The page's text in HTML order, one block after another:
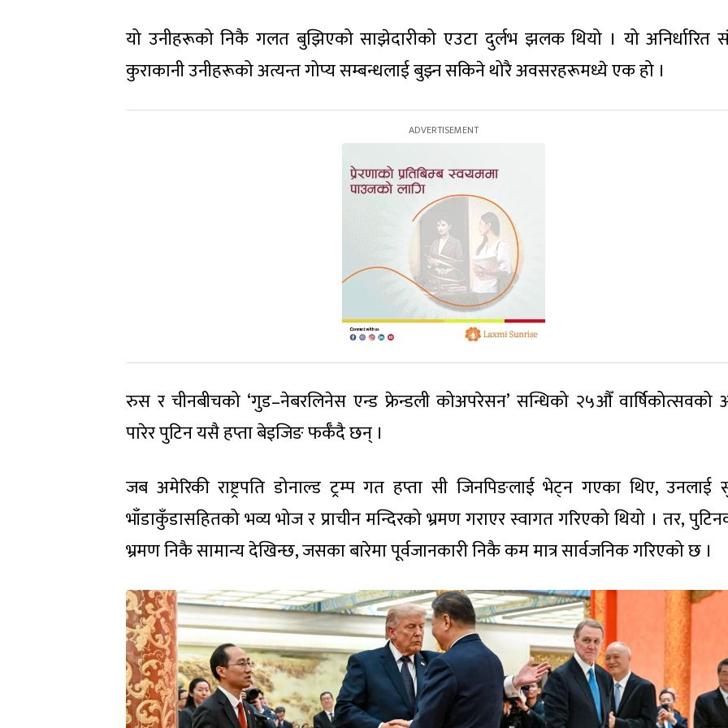
यो उनीहरूको निकै गलत बुझिएको साझेदारीको एउटा दुर्लभ झलक थियो । यो अनिर्धारित
कुराकानी उनीहरूको अत्यन्त गोप्य सम्बन्धलाई बुझ्न सकिने थोरै अवसरहरूमध्ये एक हो ।
रुस र चीनबीचको ‘गुड–नेबरलिनेस एन्ड फ्रेन्डली कोअपरेसन’ सन्धिको २५औँ वार्षिकोत्सवको
पारेर पुटिन यसै हप्ता बेइजिङ फर्कँदै छन् ।
जब अमेरिकी राष्ट्रपति डोनाल्ड ट्रम्प गत हप्ता सी जिनपिङलाई भेट्न गएका थिए, उनलाई
भाँडाकुँडासहितको भव्य भोज र प्राचीन मन्दिरको भ्रमण गराएर स्वागत गरिएको थियो । तर,
भ्रमण निकै सामान्य देखिन्छ, जसका बारेमा पूर्वजानकारी निकै कम मात्र सार्वजनिक गरिएको छ ।